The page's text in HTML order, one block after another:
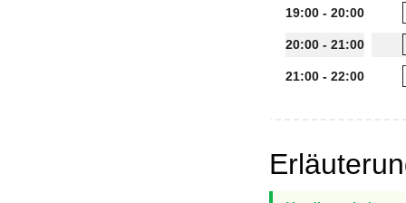
19:00 - 20:00
20:00 - 21:00
21:00 - 22:00